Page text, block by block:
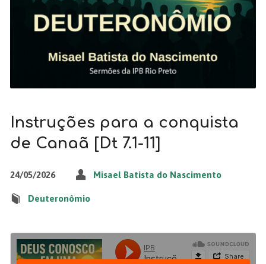
Instruções para a conquista
de Canaã [Dt 7.1-11]
24/05/2026 Misael Batista do Nascimento
Deuteronômio